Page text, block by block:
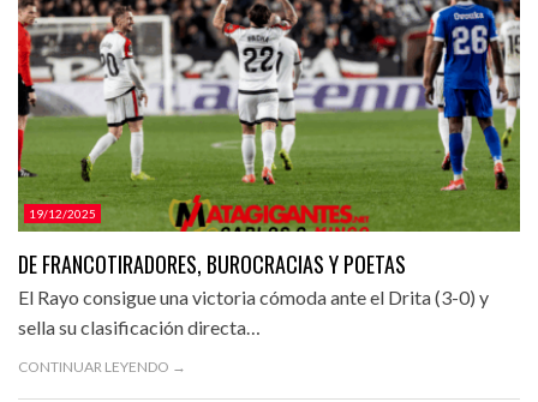
19/12/2025
DE FRANCOTIRADORES, BUROCRACIAS Y POETAS
El Rayo consigue una victoria cómoda ante el Drita (3-0) y
sella su clasificación directa…
CONTINUAR LEYENDO →